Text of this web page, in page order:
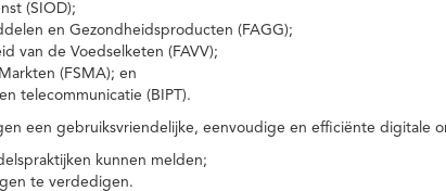
(SIOD);
en Gezondheidsproducten (FAGG);
van de Voedselketen (FAVV);
(FSMA); en
telecommunicatie (BIPT).
een gebruiksvriendelijke, eenvoudige en efficiënte digitale
kunnen melden;
te verdedigen.